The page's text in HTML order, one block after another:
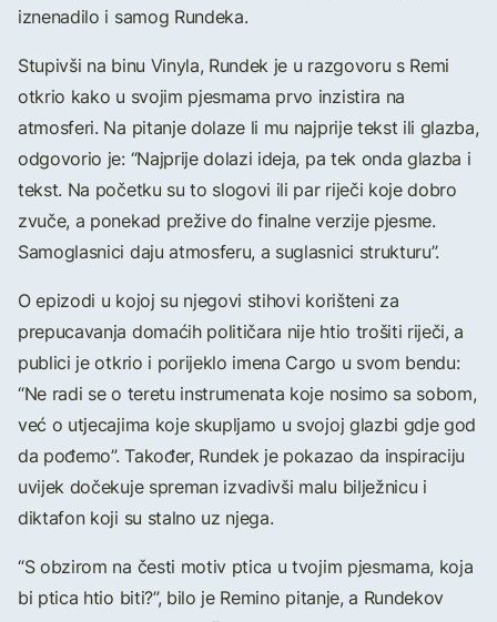
iznenadilo i samog Rundeka.
Stupivši na binu Vinyla, Rundek je u razgovoru s Remi
otkrio kako u svojim pjesmama prvo inzistira na
atmosferi. Na pitanje dolaze li mu najprije tekst ili glazba,
odgovorio je: “Najprije dolazi ideja, pa tek onda glazba i
tekst. Na početku su to slogovi ili par riječi koje dobro
zvuče, a ponekad prežive do finalne verzije pjesme.
Samoglasnici daju atmosferu, a suglasnici strukturu”.
O epizodi u kojoj su njegovi stihovi korišteni za
prepucavanja domaćih političara nije htio trošiti riječi, a
publici je otkrio i porijeklo imena Cargo u svom bendu:
“Ne radi se o teretu instrumenata koje nosimo sa sobom,
već o utjecajima koje skupljamo u svojoj glazbi gdje god
da pođemo”. Također, Rundek je pokazao da inspiraciju
uvijek dočekuje spreman izvadivši malu bilježnicu i
diktafon koji su stalno uz njega.
“S obzirom na česti motiv ptica u tvojim pjesmama, koja
bi ptica htio biti?”, bilo je Remino pitanje, a Rundekov